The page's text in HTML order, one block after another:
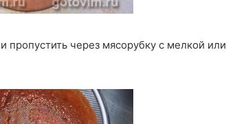
через мясорубку с мелкой или